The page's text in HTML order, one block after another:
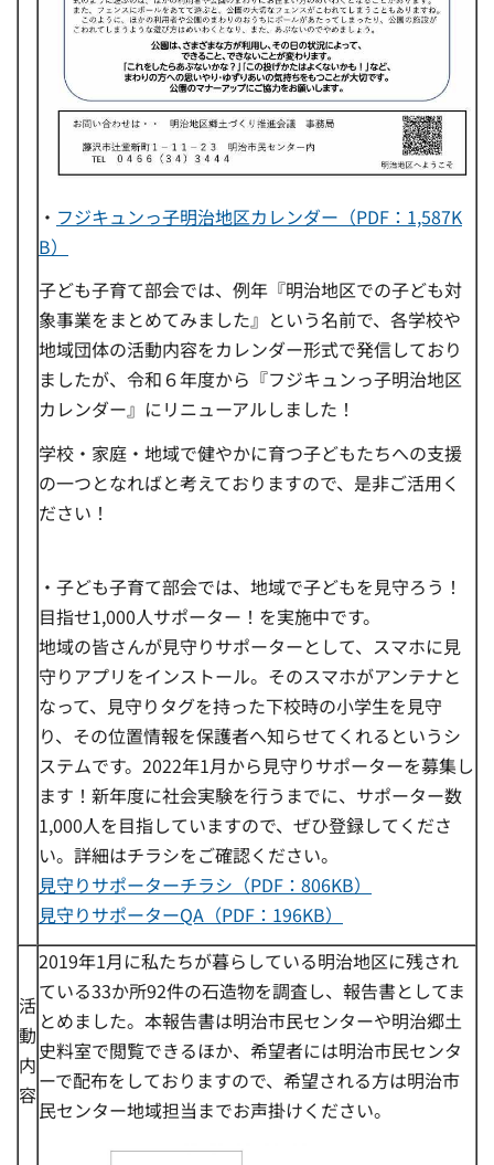
・ フジキュンっ子明治地区カレンダー（PDF：1,587K
B）
子ども子育て部会では、例年『明治地区での子ども対
象事業をまとめてみました』という名前で、各学校や
地域団体の活動内容をカレンダー形式で発信しており
ましたが、令和６年度から『フジキュンっ子明治地区
カレンダー』にリニューアルしました！
学校・家庭・地域で健やかに育つ子どもたちへの支援
の一つとなればと考えておりますので、是非ご活用く
ださい！
・子ども子育て部会では、地域で子どもを見守ろう！
目指せ1,000人サポーター！を実施中です。
地域の皆さんが見守りサポーターとして、スマホに見
守りアプリをインストール。そのスマホがアンテナと
なって、見守りタグを持った下校時の小学生を見守
り、その位置情報を保護者へ知らせてくれるというシ
ステムです。2022年1月から見守りサポーターを募集し
ます！新年度に社会実験を行うまでに、サポーター数
1,000人を目指していますので、ぜひ登録してくださ
い。詳細はチラシをご確認ください。
見守りサポーターチラシ（PDF：806KB）
見守りサポーターQA（PDF：196KB）
活
動
内
容
2019年1月に私たちが暮らしている明治地区に残され
ている33か所92件の石造物を調査し、報告書としてま
とめました。本報告書は明治市民センターや明治郷土
史料室で閲覧できるほか、希望者には明治市民センタ
ーで配布をしておりますので、希望される方は明治市
民センター地域担当までお声掛けください。